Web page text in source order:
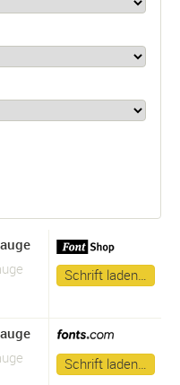
Schrift laden…
Schrift laden…